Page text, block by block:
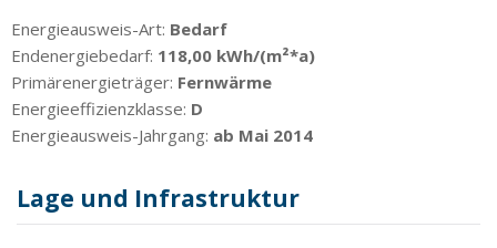
Energieausweis-Art: Bedarf
Endenergiebedarf: 118,00 kWh/(m²*a)
Primärenergieträger: Fernwärme
Energieeffizienzklasse: D
Energieausweis-Jahrgang: ab Mai 2014
Lage und Infrastruktur